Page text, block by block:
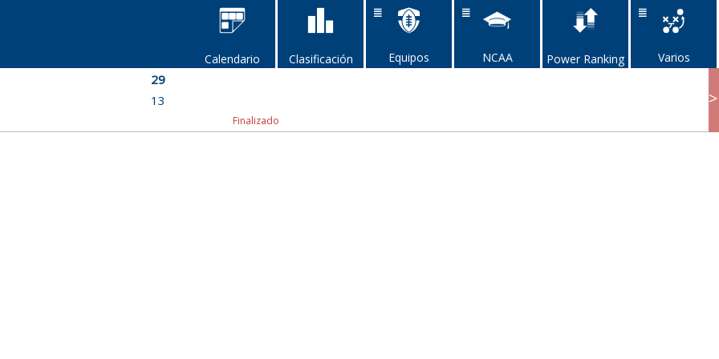
Varios
Power Ranking
NCAA
Equipos
Clasificación
Calendario
29
13
Finalizado
>